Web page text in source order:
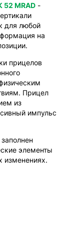
MRAD -
для любой
на
прицелов
Прицел
из
импульс
элементы
изменениях.